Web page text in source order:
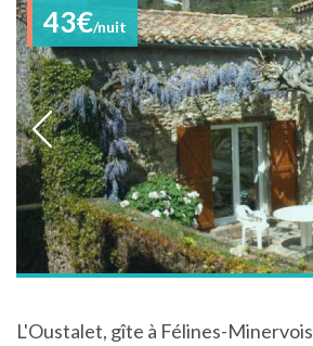
43€/nuit
L'Oustalet, gîte à Félines-Minervois